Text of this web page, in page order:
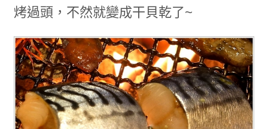
烤過頭，不然就變成干貝乾了~